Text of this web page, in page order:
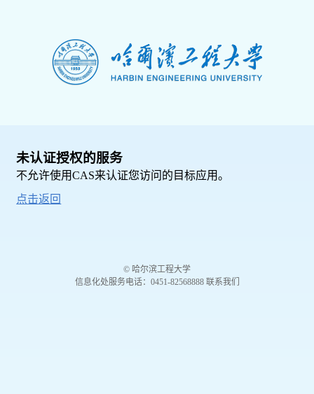
未认证授权的服务
不允许使用CAS来认证您访问的目标应用。
点击返回
© 哈尔滨工程大学
信息化处服务电话：0451-82568888 联系我们